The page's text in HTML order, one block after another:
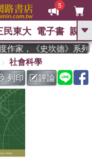
5
GO
吾 、 The Odyssey
果歷史是一群喵 、 暑期
布克獎 臺灣漫遊錄、 方
李登輝時代
、 偉大的迷走神經
民東大 電子書 親子
家，《史坎德》系列
社會科學
列印
評論